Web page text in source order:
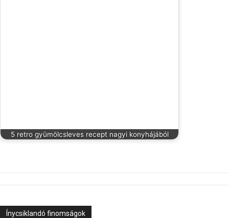
5 retro gyümölcsleves recept nagyi konyhájából
Ínycsiklandó finomságok